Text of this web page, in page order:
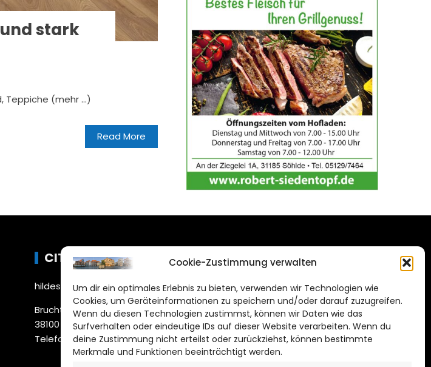
Cookie-Zustimmung verwalten
Um dir ein optimales Erlebnis zu bieten, verwenden wir Technologien wie
Cookies, um Geräteinformationen zu speichern und/oder darauf zuzugreifen.
Wenn du diesen Technologien zustimmst, können wir Daten wie das
Surfverhalten oder eindeutige IDs auf dieser Website verarbeiten. Wenn du
deine Zustimmung nicht erteilst oder zurückziehst, können bestimmte
Merkmale und Funktionen beeinträchtigt werden.
stark
Teppiche (mehr …)
Read More
CITYLIFE!
hildesheim@citylifemedien.de
Bruchtorwall 12
38100 Braunschweig
Telefon: 0531 387220 – 65
DAS STADTMAGAZIN
FÜR HILDESHEIM
Impressum
Datenschutzerklärung
Cookie Richtlinie
CITYLIFE! BEI FACEBOOK